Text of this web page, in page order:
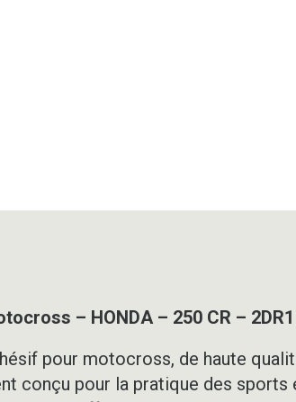
– HONDA – 250 CR –
pour motocross, de haute
conçu pour la pratique des sports